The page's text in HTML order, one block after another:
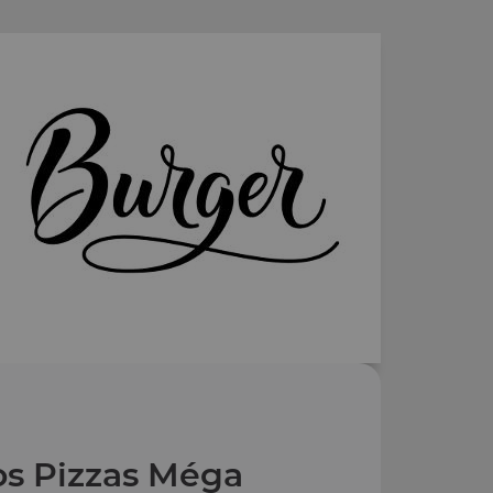
Pizzas Méga